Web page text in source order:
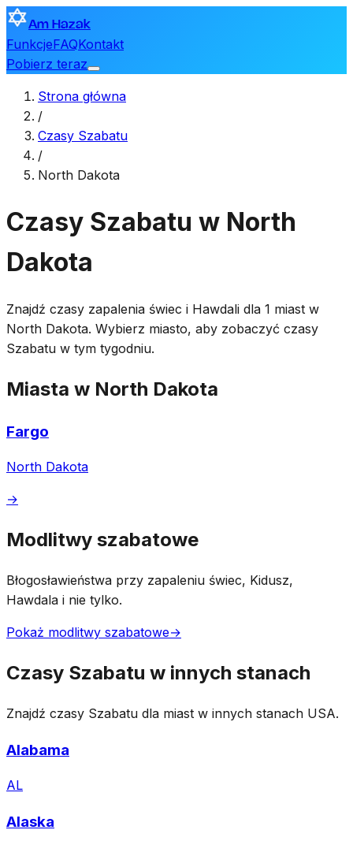
Am Hazak
FunkcjeFAQKontakt
Pobierz teraz
Strona główna
/
Czasy Szabatu
/
North Dakota
Czasy Szabatu w North
Dakota
Znajdź czasy zapalenia świec i Hawdali dla 1 miast w
North Dakota. Wybierz miasto, aby zobaczyć czasy
Szabatu w tym tygodniu.
Miasta w North Dakota
Fargo
North Dakota
→
Modlitwy szabatowe
Błogosławieństwa przy zapaleniu świec, Kidusz,
Hawdala i nie tylko.
Pokaż modlitwy szabatowe→
Czasy Szabatu w innych stanach
Znajdź czasy Szabatu dla miast w innych stanach USA.
Alabama
AL
Alaska